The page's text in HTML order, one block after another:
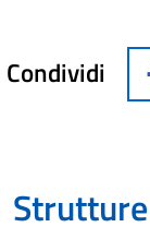
Condividi